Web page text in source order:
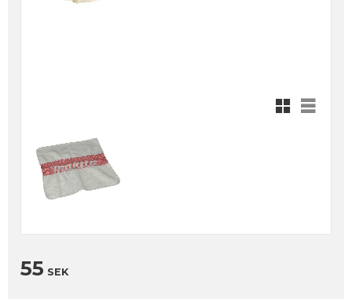
Rutnätsvy
Listvy
55 SEK